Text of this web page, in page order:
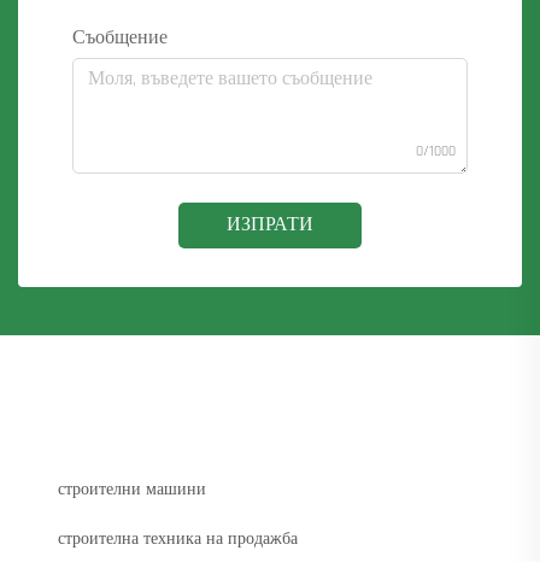
Съобщение
0/1000
ИЗПРАТИ
строителни машини
строителна техника на продажба